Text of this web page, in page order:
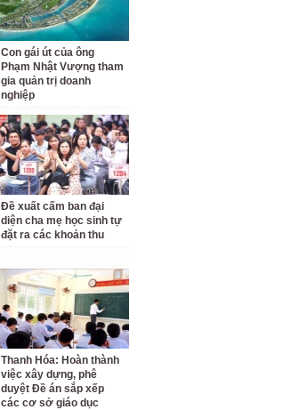
Con gái út của ông
Phạm Nhật Vượng tham
gia quản trị doanh
nghiệp
Đề xuất cấm ban đại
diện cha mẹ học sinh tự
đặt ra các khoản thu
Thanh Hóa: Hoàn thành
việc xây dựng, phê
duyệt Đề án sắp xếp
các cơ sở giáo dục